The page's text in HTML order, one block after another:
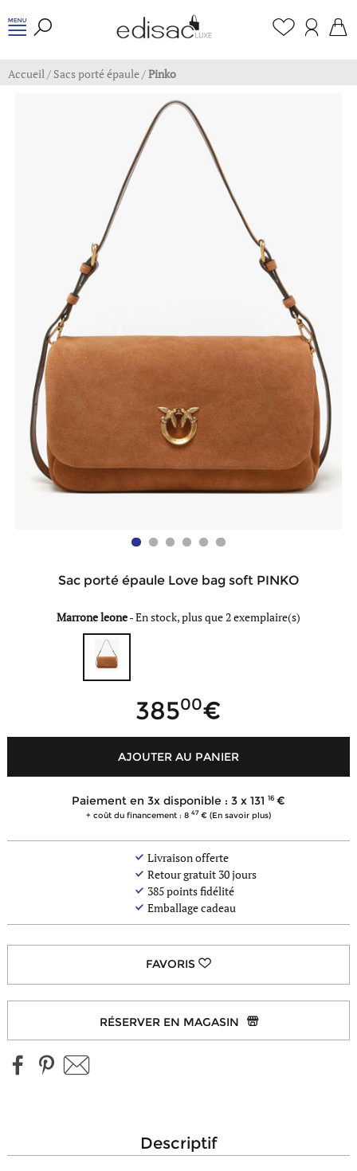
Accueil/ Sacs porté épaule/Pinko
Sac porté épaule Love bag soft PINKO
Marrone leone-En stock, plus que 2 exemplaire(s)
38500
AJOUTER AU PANIER
Paiement en 3x disponible : 3 x 131 16
+ coût du financement : 8 47 (En savoir plus)
Livraison offerte
Retour gratuit 30 jours
385points fidélité
Emballage cadeau
RÉSERVER EN MAGASIN
descriptif